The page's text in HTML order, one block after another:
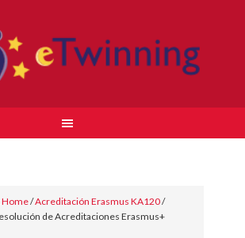
Home/Acreditación Erasmus KA120/
de Acreditaciones Erasmus+